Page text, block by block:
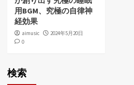
用BGM、究極の自律神
経効果
aimusic
2024年5月20日
0
検索